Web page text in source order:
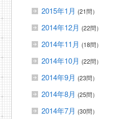
2015年1月 (21問）
2014年12月 (22問）
2014年11月 (18問）
2014年10月 (22問）
2014年9月 (23問）
2014年8月 (25問）
2014年7月 (30問）